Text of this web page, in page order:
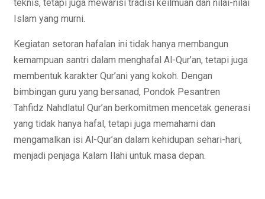
teknis, tetapi juga mewarisi tradisi keilmuan dan nilai-nilai
Islam yang murni.
Kegiatan setoran hafalan ini tidak hanya membangun
kemampuan santri dalam menghafal Al-Qur’an, tetapi juga
membentuk karakter Qur’ani yang kokoh. Dengan
bimbingan guru yang bersanad, Pondok Pesantren
Tahfidz Nahdlatul Qur’an berkomitmen mencetak generasi
yang tidak hanya hafal, tetapi juga memahami dan
mengamalkan isi Al-Qur’an dalam kehidupan sehari-hari,
menjadi penjaga Kalam Ilahi untuk masa depan.